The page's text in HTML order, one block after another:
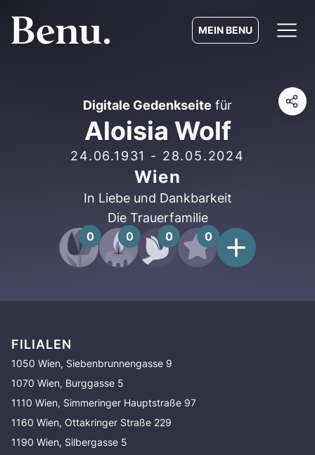
MEIN BENU
Digitale Gedenkseite für
Aloisia Wolf
24.06.1931 - 28.05.2024
Wien
In Liebe und Dankbarkeit
Die Trauerfamilie
0 0 0 0
FILIALEN
1050 Wien, Siebenbrunnengasse 9
1070 Wien, Burggasse 5
1110 Wien, Simmeringer Hauptstraße 97
1160 Wien, Ottakringer Straße 229
1190 Wien, Silbergasse 5